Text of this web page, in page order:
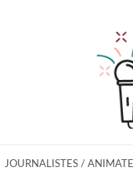
JOURNALISTES /